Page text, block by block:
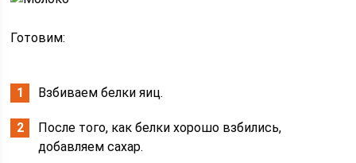
Готовим:
Взбиваем белки яиц.
После того, как белки хорошо взбились,
добавляем сахар.